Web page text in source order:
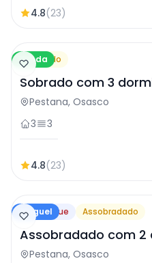
4.8(23)
Venda
Sobrado
Sobrado com 3
Pestana, Osasco
3
3
4.8(23)
Aluguel
Destaque Assobradado
Assobradado com 2
Osasco
Pestana, Osasco